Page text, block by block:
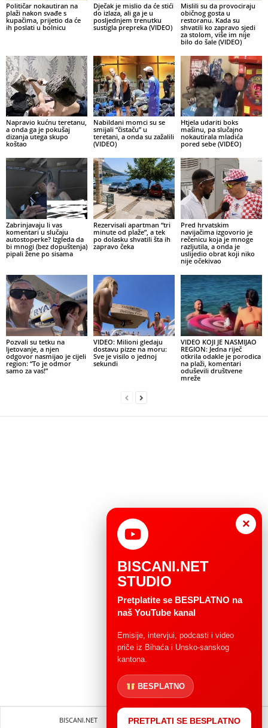
Političar nokautiran na
plaži nakon svađe s
kupačima, prijetio da će
ih poslati u bolnicu
Dječak je mislio da će stići
do izlaza, ali ga je u
posljednjem trenutku
sustigla prepreka (VIDEO)
Mislili su da provociraju
običnog gosta u
restoranu. Kada su
shvatili ko zapravo sjedi
za stolom, više im nije
bilo do šale (VIDEO)
Napravio kućnu teretanu,
a onda ga je pokušaj
dizanja utega skupo
koštao
Nabildani momci su se
smijali “čistaču” u
teretani, a onda su zažalili
(VIDEO)
Htjela udariti boks
mašinu, pa slučajno
nokautirala mladića
pored sebe (VIDEO)
Zabrinjavaju li vas
komentari u slučaju
autostoperke? Izgleda da
bi mnogi (bez dopuštenja)
pipali žene po sisama
Rezervisali apartman “tri
minute od plaže”, a tek
po dolasku shvatili šta ih
zapravo čeka
Pred hrvatskim
navijačima izgovorio je
rečenicu koja je mnoge
razljutila, a onda je
uslijedio obrat koji niko
nije očekivao
Pozvali su tetku na
ljetovanje, a njen
odgovor nasmijao je cijeli
region: “To je odmor
samo za vas!”
VIDEO: Milioni gledaju
dostavu pizze na moru:
Sve je visilo o jednoj
sekundi
VIDEO KOJI JE NASMIJAO
REGION: Jedna riječ
otkrila odakle je porodica
na plaži, komentari
oduševili društvene
mreže
BISCANI.NET Impressum Uvjeti korištenja
×
BISCANI.NET
STUDIO
Pretplatite se BESPLATNO na
naš YouTube kanal
Emisije, intervjui, podcasti i video
priče iz Bihaća i Unsko-sanskog
kantona.
BESPLATNO
PRETPLATI SE BESPLATNO